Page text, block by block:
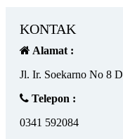
KONTAK
Alamat :
Jl. Ir. Soekarno No 8
Telepon :
0341 592084